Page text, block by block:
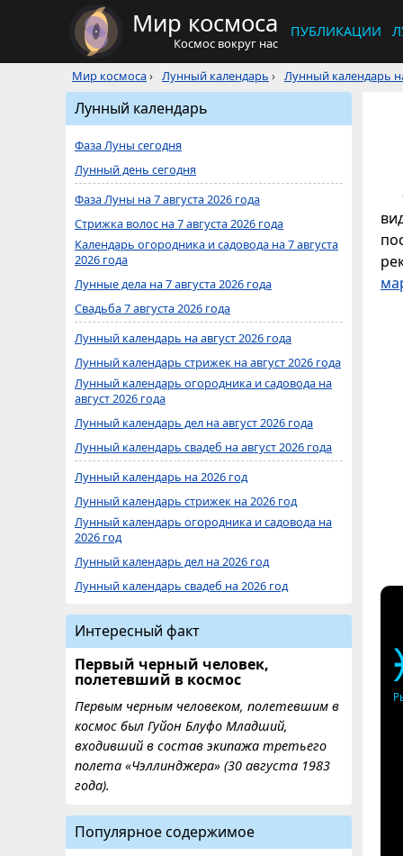
Мир космоса
Космос вокруг нас
ПУБЛИКАЦИИ
Мир космоса› Лунный календарь › Лунный календарь
Лунный календарь
Фаза Луны сегодня
Лунный день сегодня
Фаза Луны на 7 августа 2026 года
Стрижка волос на 7 августа 2026 года
Календарь огородника и садовода на 7 августа
2026 года
Лунные дела на 7 августа 2026 года
Свадьба 7 августа 2026 года
Лунный календарь на август 2026 года
Лунный календарь стрижек на август 2026 года
Лунный календарь огородника и садовода на
август 2026 года
Лунный календарь дел на август 2026 года
Лунный календарь свадеб на август 2026 года
Лунный календарь на 2026 год
Лунный календарь стрижек на 2026 год
Лунный календарь огородника и садовода на
2026 год
Лунный календарь дел на 2026 год
Лунный календарь свадеб на 2026 год
Интересный факт
Первый черный человек,
полетевший в космос
Первым черным человеком, полетевшим в
космос был Гуйон Блуфо Младший,
входивший в состав экипажа третьего
полета «Чэллинджера» (30 августа 1983
года).
Популярное содержимое